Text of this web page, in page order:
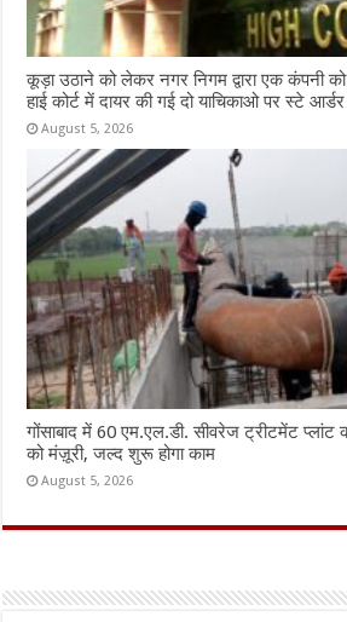
कूड़ा उठाने को लेकर नगर निगम द्वारा एक कंपनी
हाई कोर्ट में दायर की गई दो याचिकाओ पर स्टे आर्डर
August 5, 2026
गोंसाबाद में 60 एम.एल.डी. सीवरेज ट्रीटमेंट प्लांट
को मंज़ूरी, जल्द शुरू होगा काम
August 5, 2026